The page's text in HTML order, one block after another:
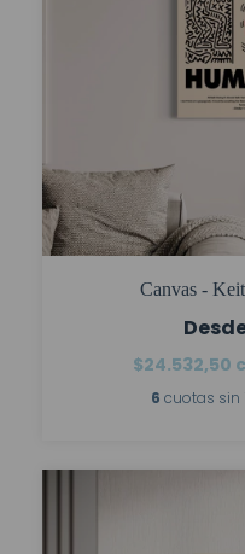
Canvas -
$24.532,50
6 cuotas sin